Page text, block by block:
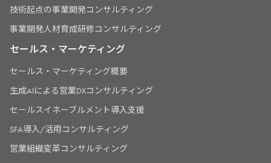
技術起点の事業開発コンサルティング
事業開発人材育成研修コンサルティング
セールス・マーケティング
セールス・マーケティング概要
生成AIによる営業DXコンサルティング
セールスイネーブルメント導入支援
SFA導入/活用コンサルティング
営業組織変革コンサルティング